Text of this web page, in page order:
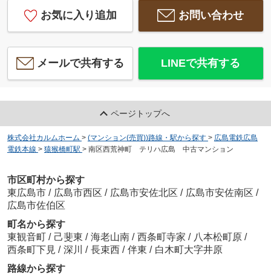
お気に入り追加 お問い合わせ
メールで共有する LINEで共有する
ページトップへ
株式会社カルムホーム > (マンション(売買))路線・駅から探す > 広島電鉄広島
電鉄本線 > 猿猴橋町駅 > 南区西荒神町 テリハ広島 中古マンション
市区町村から探す
東広島市 / 広島市西区 / 広島市安佐北区 / 広島市安佐南区 /
広島市佐伯区
町名から探す
東観音町 / 己斐東 / 海老山南 / 西条町寺家 / 八本松町原 /
西条町下見 / 深川 / 長束西 / 伴東 / 白木町大字井原
路線から探す